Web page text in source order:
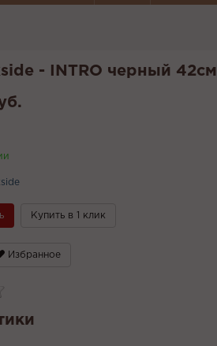
- INTRO черный 42см
Купить в 1 клик
Избранное